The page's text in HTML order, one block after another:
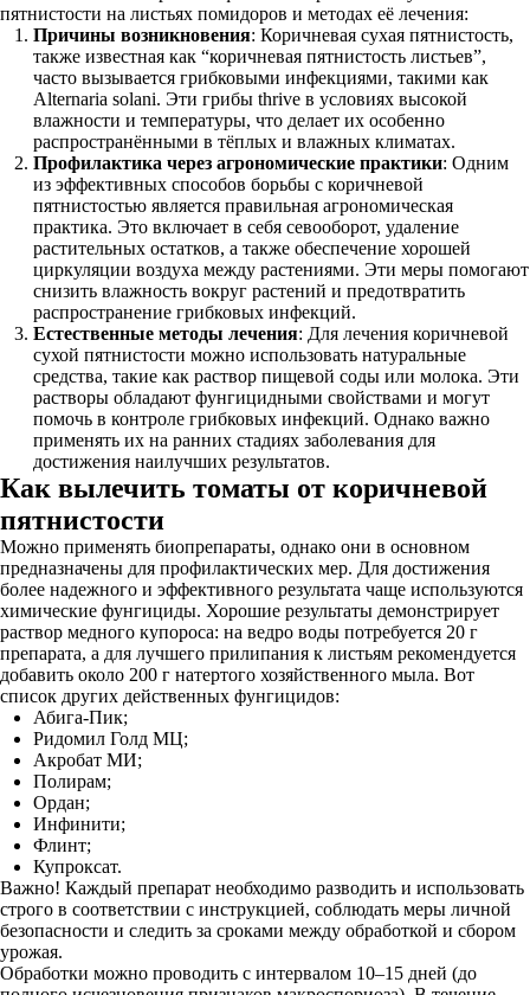
пятнистости на листьях помидоров и методах её лечения:
Причины возникновения: Коричневая сухая пятнистость,
также известная как “коричневая пятнистость листьев”,
часто вызывается грибковыми инфекциями, такими как
Alternaria solani. Эти грибы thrive в условиях высокой
влажности и температуры, что делает их особенно
распространёнными в тёплых и влажных климатах.
Профилактика через агрономические практики: Одним
из эффективных способов борьбы с коричневой
пятнистостью является правильная агрономическая
практика. Это включает в себя севооборот, удаление
растительных остатков, а также обеспечение хорошей
циркуляции воздуха между растениями. Эти меры помогают
снизить влажность вокруг растений и предотвратить
распространение грибковых инфекций.
Естественные методы лечения: Для лечения коричневой
сухой пятнистости можно использовать натуральные
средства, такие как раствор пищевой соды или молока. Эти
растворы обладают фунгицидными свойствами и могут
помочь в контроле грибковых инфекций. Однако важно
применять их на ранних стадиях заболевания для
достижения наилучших результатов.
Как вылечить томаты от коричневой
пятнистости
Можно применять биопрепараты, однако они в основном
предназначены для профилактических мер. Для достижения
более надежного и эффективного результата чаще используются
химические фунгициды. Хорошие результаты демонстрирует
раствор медного купороса: на ведро воды потребуется 20 г
препарата, а для лучшего прилипания к листьям рекомендуется
добавить около 200 г натертого хозяйственного мыла. Вот
список других действенных фунгицидов:
Абига-Пик;
Ридомил Голд МЦ;
Акробат МИ;
Полирам;
Ордан;
Инфинити;
Флинт;
Купроксат.
Важно! Каждый препарат необходимо разводить и использовать
строго в соответствии с инструкцией, соблюдать меры личной
безопасности и следить за сроками между обработкой и сбором
урожая.
Обработки можно проводить с интервалом 10–15 дней (до